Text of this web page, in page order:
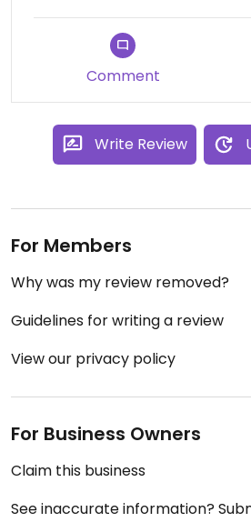
Comment
Write Review
For Members
Why was my review removed?
Guidelines for writing a review
View our privacy policy
For Business Owners
Claim this business
See inaccurate information?